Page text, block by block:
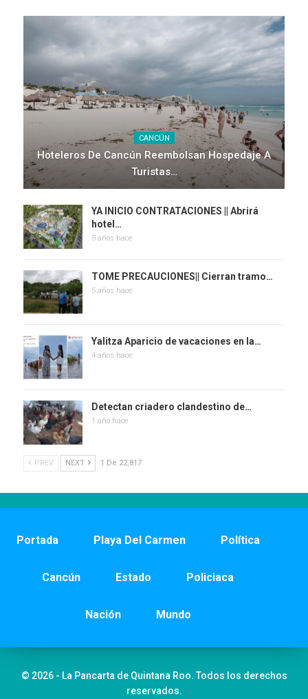
CANCÚN
Hoteleros De Cancún Reembolsan Hospedaje A
Turistas…
YA INICIO CONTRATACIONES || Abrirá
hotel…
5 años hace
TOME PRECAUCIONES|| Cierran tramo…
5 años hace
Yalitza Aparicio de vacaciones en la…
4 años hace
Detectan criadero clandestino de…
1 año hace
PREV NEXT 1 De 22,817
Portada Playa Del Carmen Política
Cancún Estado Policiaca
Nación Mundo
© 2026 - La Pancarta de Quintana Roo. Todos los derechos
reservados.